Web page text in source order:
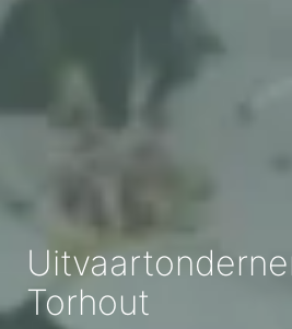
Torhout